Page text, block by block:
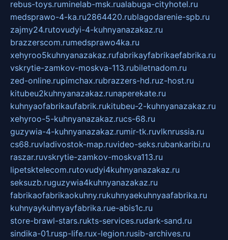
rebus-toys.ruminelab-msk.rualabuga-cityhotel.ru
medsprawo-4-ka.ru2864420.rublagodarenie-spb.ru
zajmy24.rutovudyi-4-kuhnyanazakaz.ru
brazzerscom.rumedsprawo4ka.ru
xehyroo5kuhnyanazakaz.rufabrikayfabrikaefabrika.ru
vskrytie-zamkov-moskva-113.rubiletnadom.ru
zed-online.rupimchax.rubrazzers-hd.ruz-host.ru
kitubeu2kuhnyanazakaz.runaperekate.ru
kuhnyaofabrikaufabrik.rukitubeu-2-kuhnyanazakaz.ru
xehyroo-5-kuhnyanazakaz.rucs-68.ru
guzywia-4-kuhnyanazakaz.rumir-tk.ruvlknrussia.ru
cs68.ruvladivostok-map.ruvideo-seks.rubankaribi.ru
raszar.ruvskrytie-zamkov-moskva113.ru
lipetsktelecom.rutovudyi4kuhnyanazakaz.ru
seksuzb.ruguzywia4kuhnyanazakaz.ru
fabrikaofabrikaokuhny.rukuhnyaekuhnyaafabrika.ru
kuhnyaykuhnyayfabrika.rue-abis1c.ru
store-brawl-stars.rukts-services.rudark-sand.ru
sindika-01.rusp-life.rux-legion.rusib-archives.ru